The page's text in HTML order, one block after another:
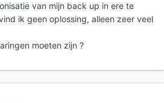
van mijn back up in ere te
ik geen oplossing, alleen zeer veel
moeten zijn ?